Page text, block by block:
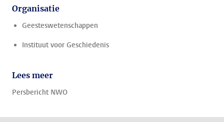
Organisatie
Geesteswetenschappen
Instituut voor Geschiedenis
Lees meer
Persbericht NWO